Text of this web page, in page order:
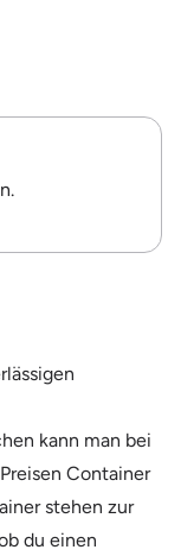
kann man bei
Container
stehen zur
du einen